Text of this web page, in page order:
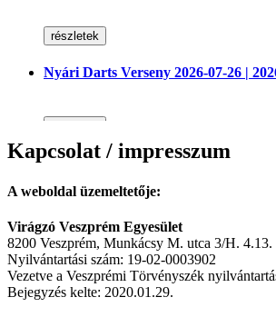
részletek
Nyári Darts Verseny 2026-07-26 |
2026. Haszkovó Gulyás-Party És
részletek
Női Darts Verseny | 2026-07-04
Egy igazi kuriózum a nyárra! NŐI
Kapcsolat / impresszum
A weboldal üzemeltetője:
Virágzó Veszprém Egyesület
8200 Veszprém, Munkácsy M. utca 3/H. 4.13.
Nyilvántartási szám: 19-02-0003902
Vezetve a Veszprémi Törvényszék
Bejegyzés kelte: 2020.01.29.